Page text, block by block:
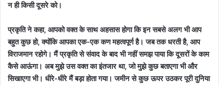
न ही किसी दूसरे को।
प्रकृति ने कहा, आपको वक्त के साथ अहसास होगा कि इन सबसे अलग भी आप
बहुत कुछ हो, क्योंकि आपका एक-एक कण महत्वपूर्ण है। जब तक धरती है, आप
विराजमान रहोगे। मैं प्रकृति से संवाद के बाद भी नहीं समझ पाया कि दूसरों के काम
कैसे आऊंगा। अब मुझे उस वक्त का इंतजार था, जो मुझे कुछ बताएगा भी और
सिखाएगा भी। धीरे-धीरे मैं बड़ा होता गया। जमीन से कुछ ऊपर उठकर पूरी दुनिया